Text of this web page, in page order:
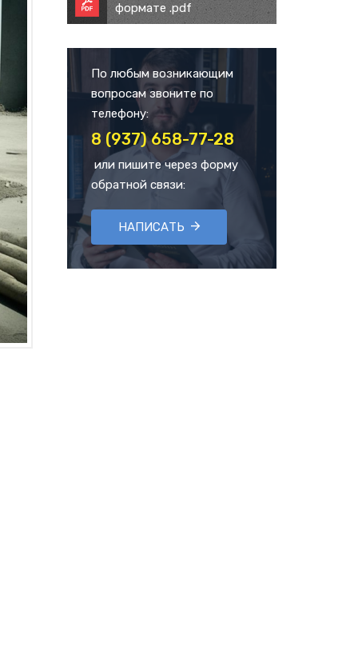
формате .pdf
По любым возникающим
вопросам звоните по
телефону:
8 (937) 658-77-28
или пишите через форму
обратной связи:
НАПИСАТЬ